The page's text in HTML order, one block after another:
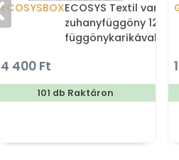
ECOSYSBOXECOSYS Textil varrott
zuhanyfüggöny 12db
függönykarikával
Zuhanyfüggöny textil
4 400 Ft
101 db Raktáron